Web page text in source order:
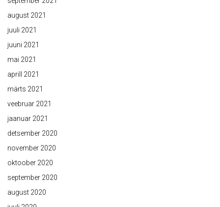
august 2021
juuli 2021
juuni 2021
mai 2021
aprill 2021
märts 2021
veebruar 2021
jaanuar 2021
detsember 2020
november 2020
oktoober 2020
september 2020
august 2020